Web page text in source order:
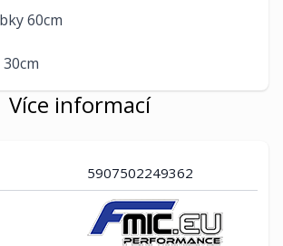
60cm
Více informací
5907502249362